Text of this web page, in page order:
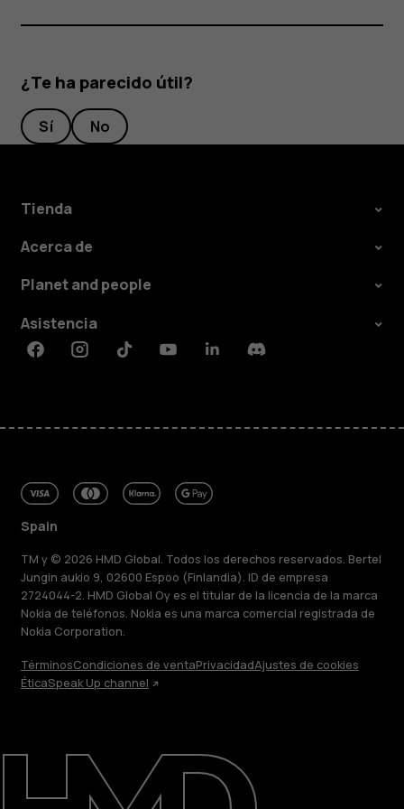
Reparar, reutilizar, reciclar
Sostenibilidad
¿Te ha parecido útil?
Sí No
Tienda
Acerca de
Planet and people
Asistencia
FacebookInstagramTiktokYoutubeLinkedinDiscord
Spain
TM y © 2026 HMD Global. Todos los derechos reservados. Bertel
Jungin aukio 9, 02600 Espoo (Finlandia). ID de empresa
2724044-2. HMD Global Oy es el titular de la licencia de la marca
Nokia de teléfonos. Nokia es una marca comercial registrada de
Nokia Corporation.
TérminosCondiciones de ventaPrivacidadAjustes de cookies
ÉticaSpeak Up channel